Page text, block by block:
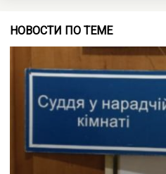
НОВОСТИ ПО ТЕМЕ